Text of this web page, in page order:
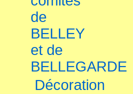
de
BELLEY
et de
BELLEGARDE
Décoration